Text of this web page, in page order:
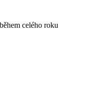
celého roku